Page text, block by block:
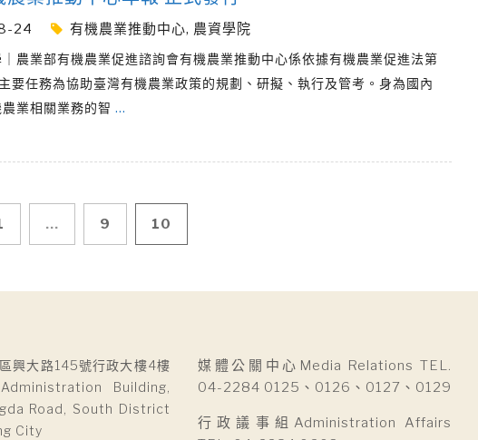
24 有機農業推動中心, 農資學院
農業部有機農業促進諮詢會有機農業推動中心係依據有機農業促進法第
要任務為協助臺灣有機農業政策的規劃、研擬、執行及管考。身為國內
業相關業務的智 …
... 9 10
興大路145號行政大樓4樓
Building,
Road, South District
City
媒體公關中心Media Relations TEL.
04-2284 0125、0126、0127、0129
行政議事組Administration Affairs